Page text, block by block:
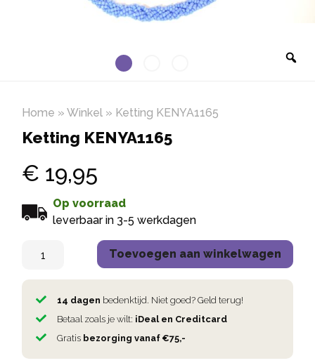
Home » Winkel » Ketting KENYA1165
Ketting KENYA1165
€ 19,95
Op voorraad
leverbaar in 3-5 werkdagen
Toevoegen aan winkelwagen
14 dagen bedenktijd. Niet goed? Geld terug!
Betaal zoals je wilt: iDeal en Creditcard
Gratis bezorging vanaf €75,-